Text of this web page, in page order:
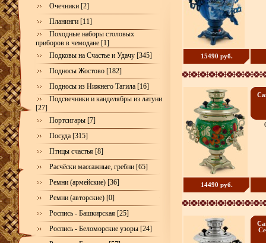
Очечники [2]
Планинги [11]
Походные наборы столовых
приборов в чемодане [1]
Подковы на Счастье и Удачу [345]
Подносы Жостово [182]
Подносы из Нижнего Тагила [16]
Подсвечники и канделябры из латуни
[27]
Портсигары [7]
Посуда [315]
Птицы счастья [8]
Расчёски массажные, гребни [65]
Ремни (армейские) [36]
Ремни (авторские) [0]
Роспись - Башкирская [25]
Роспись - Беломорские узоры [24]
15490 руб.
14490 руб.